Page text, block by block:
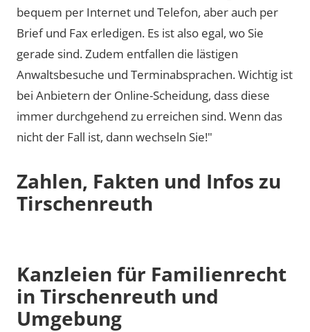
bequem per Internet und Telefon, aber auch per
Brief und Fax erledigen. Es ist also egal, wo Sie
gerade sind. Zudem entfallen die lästigen
Anwaltsbesuche und Terminabsprachen. Wichtig ist
bei Anbietern der Online-Scheidung, dass diese
immer durchgehend zu erreichen sind. Wenn das
nicht der Fall ist, dann wechseln Sie!"
Zahlen, Fakten und Infos zu
Tirschenreuth
Kanzleien für Familienrecht
in Tirschenreuth und
Umgebung